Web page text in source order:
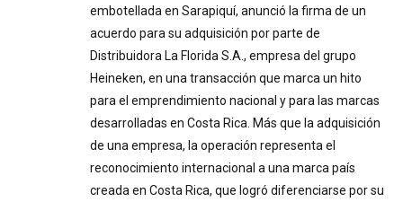
embotellada en Sarapiquí, anunció la firma de un
acuerdo para su adquisición por parte de
Distribuidora La Florida S.A., empresa del grupo
Heineken, en una transacción que marca un hito
para el emprendimiento nacional y para las marcas
desarrolladas en Costa Rica. Más que la adquisición
de una empresa, la operación representa el
reconocimiento internacional a una marca país
creada en Costa Rica, que logró diferenciarse por su